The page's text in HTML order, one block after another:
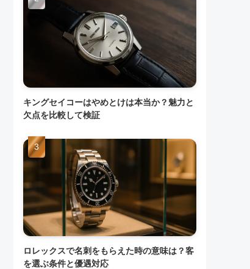
キングセイコーはやめとけは本当か？魅力と
欠点を比較して検証
ロレックスで名刺をもらえた時の意味は？客
を選ぶ条件と優遇対応